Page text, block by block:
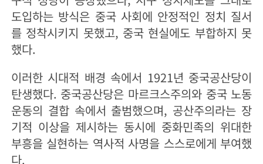
도입하는 방식은 중국 사회에 안정적인 정치 질서
를 정착시키지 못했고, 중국 현실에도 부합하지 못
했다.
이러한 시대적 배경 속에서 1921년 중국공산당이
탄생했다. 중국공산당은 마르크스주의와 중국 노동
운동의 결합 속에서 출범했으며, 공산주의라는 장
기적 이상을 제시하는 동시에 중화민족의 위대한
부흥을 실현하는 역사적 사명을 스스로에게 부여했
다.